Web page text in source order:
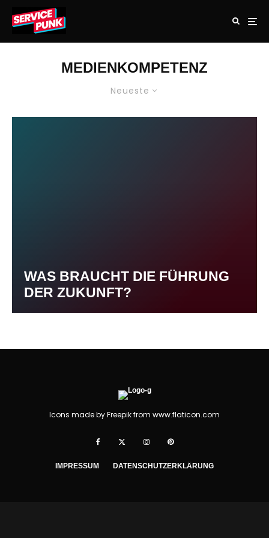
MEDIENKOMPETENZ
Neueste
WAS BRAUCHT DIE FÜHRUNG
DER ZUKUNFT?
Icons made byFreepikfrom www.flaticon.com
IMPRESSUM DATENSCHUTZERKLÄRUNG